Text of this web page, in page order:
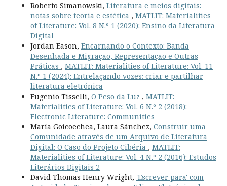
Roberto Simanowski, Literatura e meios digitais:
notas sobre teoria e estética , MATLIT: Materialities
of Literature: Vol. 8 N.º 1 (2020): Ensino da Literatura
Digital
Jordan Eason, Encarnando o Contexto: Banda
Desenhada e Migração, Representação e Outras
Práticas , MATLIT: Materialities of Literature: Vol. 11
N.º 1 (2024): Entrelaçando vozes: criar e partilhar
literatura eletrónica
Eugenio Tisselli, O Peso da Luz , MATLIT:
Materialities of Literature: Vol. 6 N.º 2 (2018):
Electronic Literature: Communities
María Goicoechea, Laura Sánchez, Construir uma
Comunidade através de um Arquivo de Literatura
Digital: O Caso do Projeto Cibéria , MATLIT:
Materialities of Literature: Vol. 4 N.º 2 (2016): Estudos
Literários Digitais 2
David Thomas Henry Wright, 'Escrever para' com